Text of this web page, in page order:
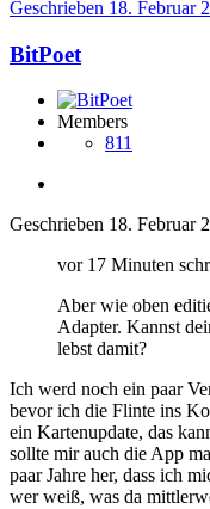
Geschrieben 18. Februar
BitPoet
Members
811
Geschrieben 18. Februar
vor 17 Minuten
Aber wie oben
Adapter. Kannst
lebst damit?
Ich werd noch ein paar
bevor ich die Flinte ins
ein Kartenupdate, das
sollte mir auch die App
paar Jahre her, dass ich
wer weiß, was da